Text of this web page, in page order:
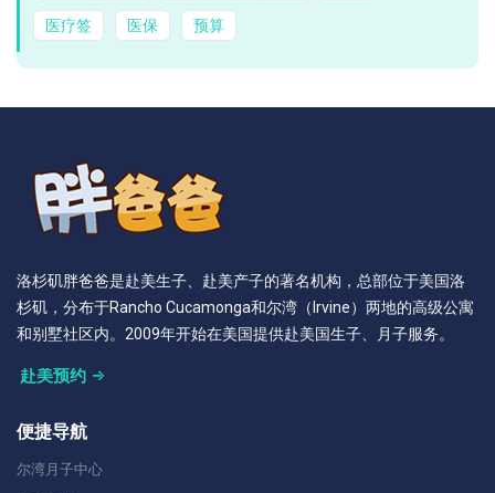
医疗签 医保 预算
洛杉矶胖爸爸是赴美生子、赴美产子的著名机构，总部位于美国洛
杉矶，分布于Rancho Cucamonga和尔湾（Irvine）两地的高级公寓
和别墅社区内。2009年开始在美国提供赴美国生子、月子服务。
赴美预约
便捷导航
尔湾月子中心